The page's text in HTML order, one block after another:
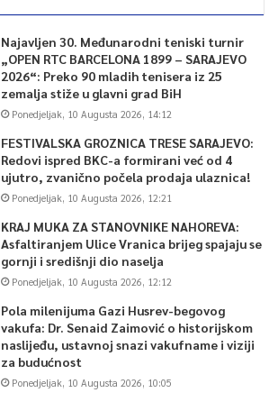
Najavljen 30. Međunarodni teniski turnir
„OPEN RTC BARCELONA 1899 – SARAJEVO
2026“: Preko 90 mladih tenisera iz 25
zemalja stiže u glavni grad BiH
Ponedjeljak, 10 Augusta 2026, 14:12
FESTIVALSKA GROZNICA TRESE SARAJEVO:
Redovi ispred BKC-a formirani već od 4
ujutro, zvanično počela prodaja ulaznica!
Ponedjeljak, 10 Augusta 2026, 12:21
KRAJ MUKA ZA STANOVNIKE NAHOREVA:
Asfaltiranjem Ulice Vranica brijeg spajaju se
gornji i središnji dio naselja
Ponedjeljak, 10 Augusta 2026, 12:12
Pola milenijuma Gazi Husrev-begovog
vakufa: Dr. Senaid Zaimović o historijskom
naslijeđu, ustavnoj snazi vakufname i viziji
za budućnost
Ponedjeljak, 10 Augusta 2026, 10:05